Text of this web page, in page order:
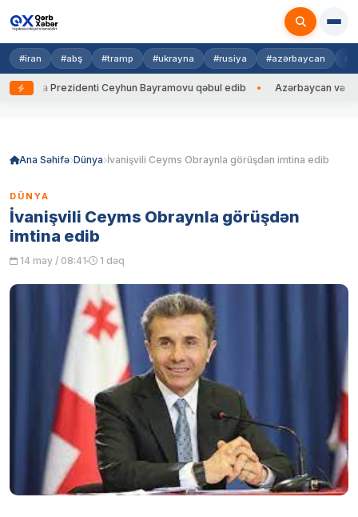
#iran #abş #tramp #ukrayna #rusiya #azərbaycan
Prezidenti Ceyhun Bayramovu qəbul edib Azərbaycan və
Ana Səhifə Dünya İvanişvili Ceyms Obraynla görüşdən imtina edib
DÜNYA
İvanişvili Ceyms Obraynla görüşdən
imtina edib
14 may / 08:41 1 dəq